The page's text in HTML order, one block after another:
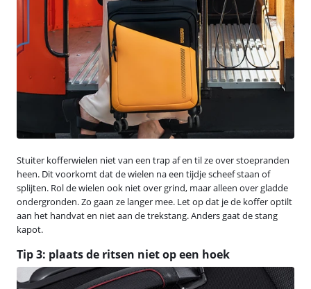
Stuiter kofferwielen niet van een trap af en til ze over stoepranden
heen. Dit voorkomt dat de wielen na een tijdje scheef staan of
splijten. Rol de wielen ook niet over grind, maar alleen over gladde
ondergronden. Zo gaan ze langer mee. Let op dat je de koffer optilt
aan het handvat en niet aan de trekstang. Anders gaat de stang
kapot.
Tip 3: plaats de ritsen niet op een hoek